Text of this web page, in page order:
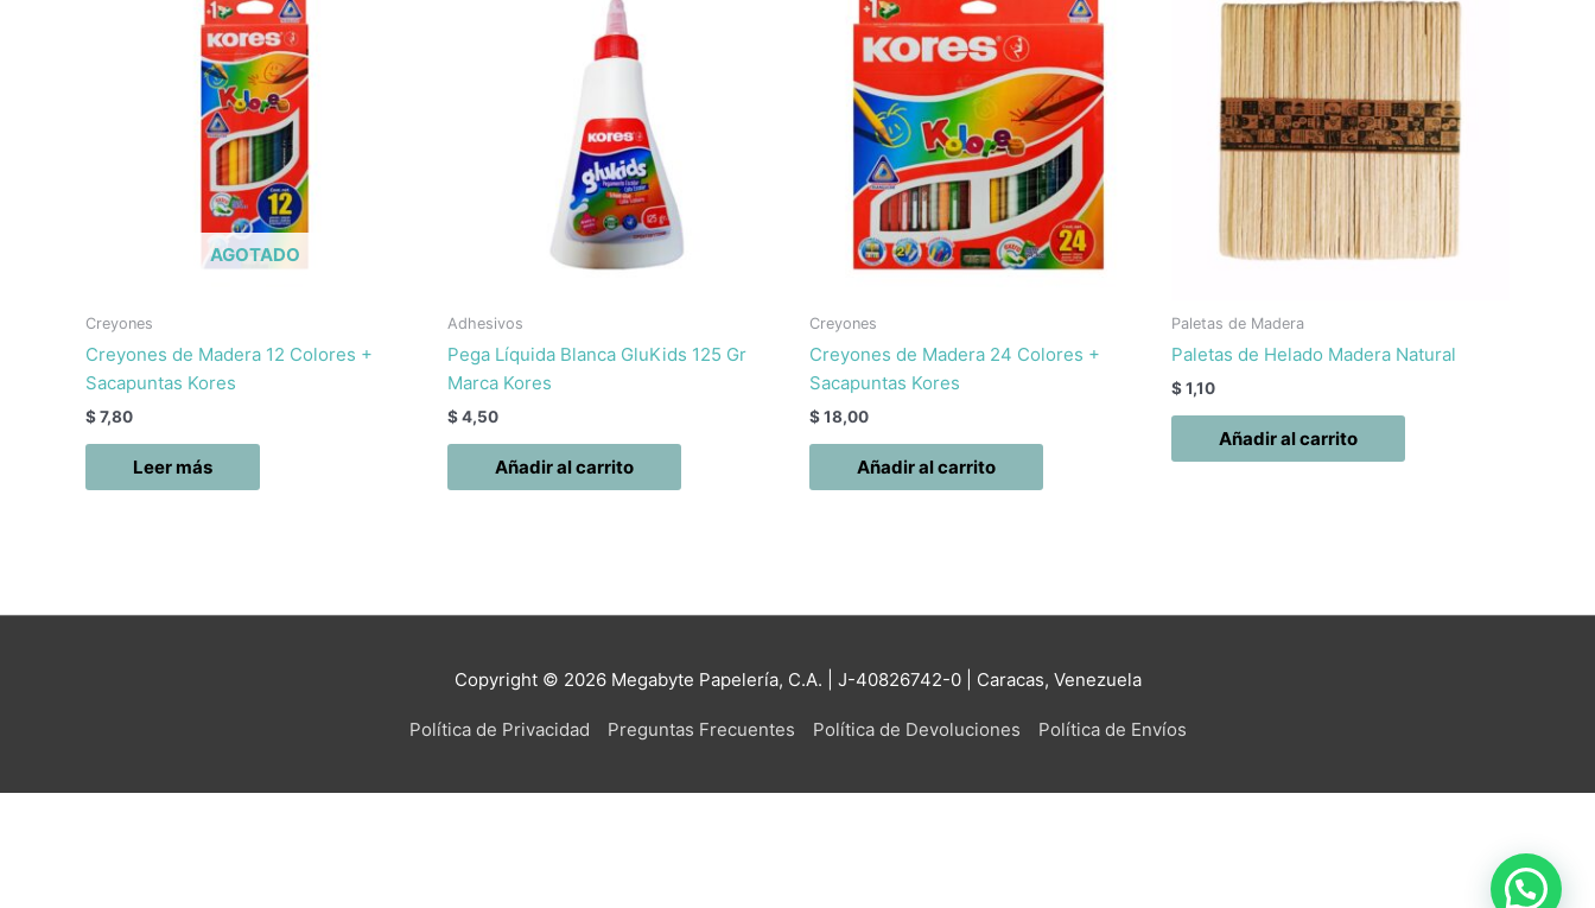
AGOTADO
Creyones
Creyones de Madera 12 Colores +
Sacapuntas Kores
$7,80
Leer más
Adhesivos
Pega Líquida Blanca GluKids 125 Gr
Marca Kores
$4,50
Añadir al carrito
Creyones
Creyones de Madera 24 Colores +
Sacapuntas Kores
$18,00
Añadir al carrito
Paletas de Madera
Paletas de Helado Madera Natural
$1,10
Añadir al carrito
Copyright © 2026 Megabyte Papelería, C.A. | J-40826742-0 | Caracas, Venezuela
Política de Privacidad Preguntas Frecuentes Política de Devoluciones Política de Envíos